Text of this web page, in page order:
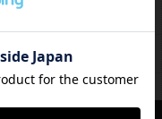
1、2月第3水曜日、8月第3水曜
させていただきます。